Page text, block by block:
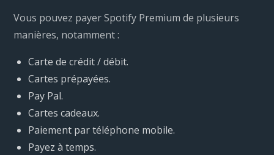
Vous pouvez payer Spotify Premium de plusieurs
manières, notamment :
Carte de crédit / débit.
Cartes prépayées.
Pay Pal.
Cartes cadeaux.
Paiement par téléphone mobile.
Payez à temps.